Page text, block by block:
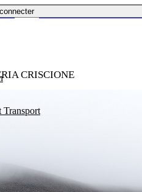
Transport
CRISCIONE